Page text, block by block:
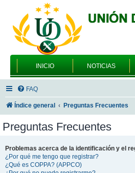
INICIO NOTICIAS
FAQ
Índice general Preguntas Frecuentes
Preguntas Frecuentes
Problemas acerca de la identificación y el
¿Por qué me tengo que registrar?
¿Qué es COPPA? (APPCO)